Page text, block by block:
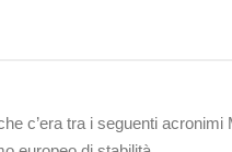
c’era tra i seguenti acronimi